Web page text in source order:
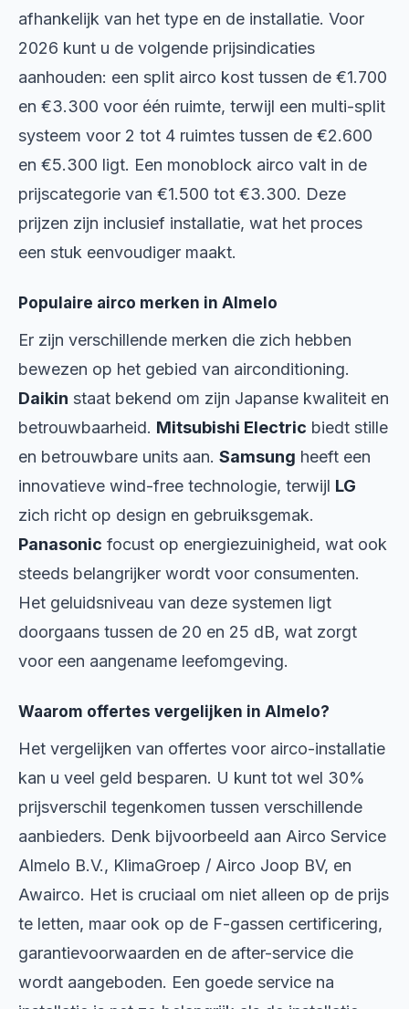
afhankelijk van het type en de installatie. Voor
2026 kunt u de volgende prijsindicaties
aanhouden: een split airco kost tussen de €1.700
en €3.300 voor één ruimte, terwijl een multi-split
systeem voor 2 tot 4 ruimtes tussen de €2.600
en €5.300 ligt. Een monoblock airco valt in de
prijscategorie van €1.500 tot €3.300. Deze
prijzen zijn inclusief installatie, wat het proces
een stuk eenvoudiger maakt.
Populaire airco merken in Almelo
Er zijn verschillende merken die zich hebben
bewezen op het gebied van airconditioning.
Daikin staat bekend om zijn Japanse kwaliteit en
betrouwbaarheid. Mitsubishi Electric biedt stille
en betrouwbare units aan. Samsung heeft een
innovatieve wind-free technologie, terwijl LG
zich richt op design en gebruiksgemak.
Panasonic focust op energiezuinigheid, wat ook
steeds belangrijker wordt voor consumenten.
Het geluidsniveau van deze systemen ligt
doorgaans tussen de 20 en 25 dB, wat zorgt
voor een aangename leefomgeving.
Waarom offertes vergelijken in Almelo?
Het vergelijken van offertes voor airco-installatie
kan u veel geld besparen. U kunt tot wel 30%
prijsverschil tegenkomen tussen verschillende
aanbieders. Denk bijvoorbeeld aan Airco Service
Almelo B.V., KlimaGroep / Airco Joop BV, en
Awairco. Het is cruciaal om niet alleen op de prijs
te letten, maar ook op de F-gassen certificering,
garantievoorwaarden en de after-service die
wordt aangeboden. Een goede service na